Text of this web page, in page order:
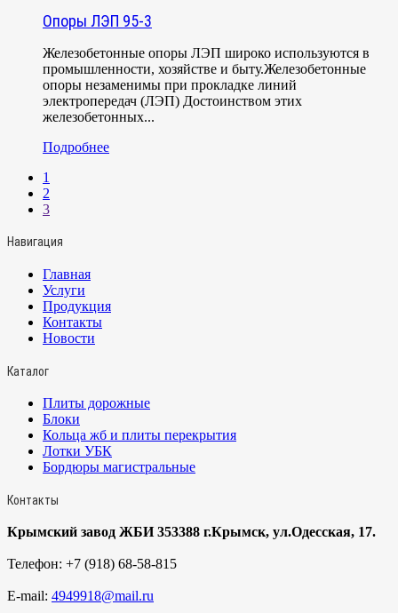
Опоры ЛЭП 95-3
Железобетонные опоры ЛЭП широко используются в
промышленности, хозяйстве и быту.Железобетонные
опоры незаменимы при прокладке линий
электропередач (ЛЭП) Достоинством этих
железобетонных...
Подробнее
1
2
3
Навигация
Главная
Услуги
Продукция
Контакты
Новости
Каталог
Плиты дорожные
Блоки
Кольца жб и плиты перекрытия
Лотки УБК
Бордюры магистральные
Контакты
Крымский завод ЖБИ 353388 г.Крымск, ул.Одесская, 17.
Телефон: +7 (918) 68-58-815
E-mail: 4949918@mail.ru